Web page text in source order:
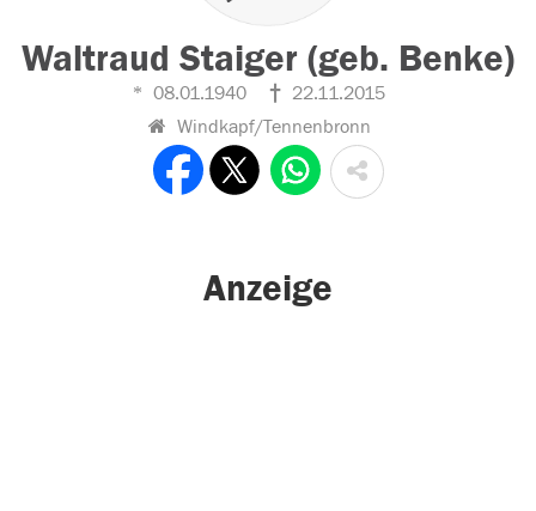
Waltraud Staiger (geb. Benke)
08.01.1940
22.11.2015
Windkapf/Tennenbronn
Anzeige